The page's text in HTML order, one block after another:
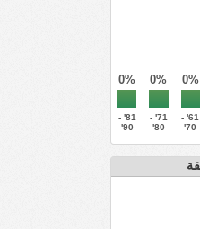
0% 0% 0%
81' -
90'
71' -
80'
61' -
70'